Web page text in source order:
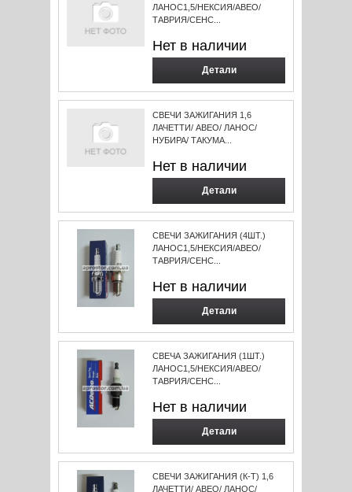
ЛАНОС1,5/НЕКСИЯ/АВЕО/
ТАВРИЯ/СЕНС...
Нет в наличии
Детали
СВЕЧИ ЗАЖИГАНИЯ 1,6
ЛАЧЕТТИ/ АВЕО/ ЛАНОС/
НУБИРА/ ТАКУМА...
Нет в наличии
Детали
СВЕЧИ ЗАЖИГАНИЯ (4ШТ.)
ЛАНОС1,5/НЕКСИЯ/АВЕО/
ТАВРИЯ/СЕНС...
Нет в наличии
Детали
СВЕЧА ЗАЖИГАНИЯ (1ШТ.)
ЛАНОС1,5/НЕКСИЯ/АВЕО/
ТАВРИЯ/СЕНС...
Нет в наличии
Детали
СВЕЧИ ЗАЖИГАНИЯ (К-Т) 1,6
ЛАЧЕТТИ/ АВЕО/ ЛАНОС/